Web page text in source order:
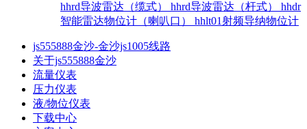
hhrd导波雷达（缆式） hhrd导波雷达（杆式） hhdr
智能雷达物位计（喇叭口） hhlt01射频导纳物位计
js555888金沙-金沙js1005线路
关于js555888金沙
流量仪表
压力仪表
液/物位仪表
下载中心